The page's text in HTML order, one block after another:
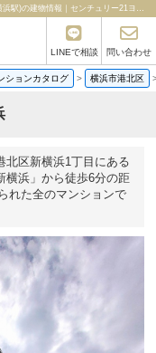
アールケープラザ新横浜(神奈川県横浜市港北区新横浜1丁目・新横浜駅)の建物情報｜センチュリー21ヨコハマ地所
LINEで相談 問い合わせ
ションカタログ > 横浜市港北区
北区新横浜1丁目にある
横浜」から徒歩6分の距
れた全のマンションで